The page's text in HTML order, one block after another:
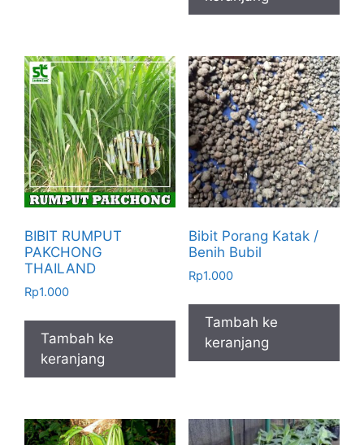
BIBIT RUMPUT
PAKCHONG
THAILAND
Rp1.000
Tambah ke
keranjang
Bibit Porang Katak /
Benih Bubil
Rp1.000
Tambah ke
keranjang